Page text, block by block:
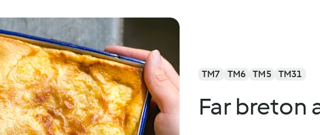
TM7 TM6 TM5 TM31
Far breton